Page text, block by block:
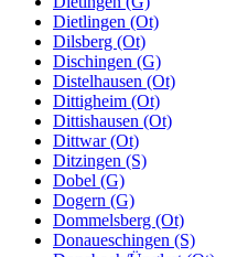
Dietlingen (Ot)
Dilsberg (Ot)
Dischingen (G)
Distelhausen (Ot)
Dittigheim (Ot)
Dittishausen (Ot)
Dittwar (Ot)
Ditzingen (S)
Dobel (G)
Dogern (G)
Dommelsberg (Ot)
Donaueschingen (S)